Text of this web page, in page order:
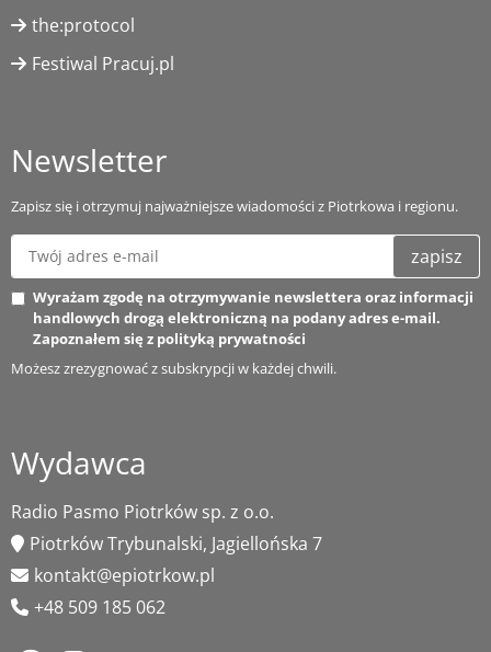
the:protocol
Festiwal Pracuj.pl
Newsletter
Zapisz się i otrzymuj najważniejsze wiadomości z Piotrkowa i regionu.
zapisz
Wyrażam zgodę na otrzymywanie newslettera oraz informacji
handlowych drogą elektroniczną na podany adres e-mail.
Zapoznałem się z polityką prywatności
Możesz zrezygnować z subskrypcji w każdej chwili.
Wydawca
Radio Pasmo Piotrków sp. z o.o.
Piotrków Trybunalski, Jagiellońska 7
kontakt@epiotrkow.pl
+48 509 185 062